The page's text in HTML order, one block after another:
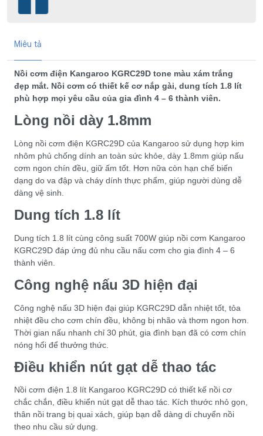
Miêu tả
Nồi cơm điện Kangaroo KGRC29D tone màu xám trắng
đẹp mắt. Nồi cơm có thiết kế cơ nắp gài, dung tích 1.8 lít
phù hợp mọi yêu cầu của gia đình 4 – 6 thành viên.
Lòng nồi dày 1.8mm
Lòng nồi cơm điện KGRC29D của Kangaroo sử dụng hợp kim
nhôm phủ chống dính an toàn sức khỏe, dày 1.8mm giúp nấu
cơm ngon chín đều, giữ ấm tốt. Hơn nữa còn hạn chế biến
dạng do va đập và cháy dính thực phẩm, giúp người dùng dễ
dàng vệ sinh.
Dung tích 1.8 lít
Dung tích 1.8 lít cùng công suất 700W giúp nồi cơm Kangaroo
KGRC29D đáp ứng đủ nhu cầu nấu cơm cho gia đình 4 – 6
thành viên.
Công nghệ nấu 3D hiện đại
Công nghệ nấu 3D hiện đại giúp KGRC29D dẫn nhiệt tốt, tỏa
nhiệt đều cho cơm chín đều, không bị nhão và thơm ngon hơn.
Thời gian nấu nhanh chỉ 30 phút, gia đình bạn đã có cơm chín
nóng hổi để thưởng thức.
Điều khiển nút gạt dễ thao tác
Nồi cơm điện 1.8 lít Kangaroo KGRC29D có thiết kế nồi cơ
chắc chắn, điều khiển nút gạt dễ thao tác. Kích thước nhỏ gọn,
thân nồi trang bị quai xách, giúp bạn dễ dàng di chuyển nồi
theo nhu cầu sử dụng.